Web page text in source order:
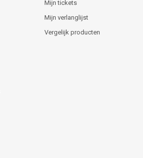
Mijn tickets
Mijn verlanglijst
Vergelijk producten